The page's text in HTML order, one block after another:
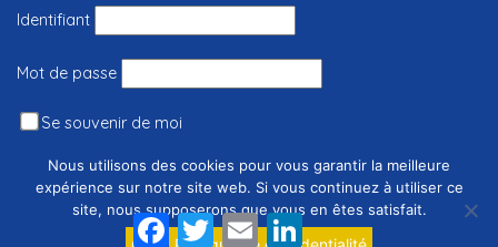
Identifiant
Mot de passe
Se souvenir de moi
Facebook
TwitterEmail LinkedIn
Nous utilisons des cookies pour vous garantir la meilleure
expérience sur notre site web. Si vous continuez à utiliser ce
site, nous supposerons que vous en êtes satisfait.